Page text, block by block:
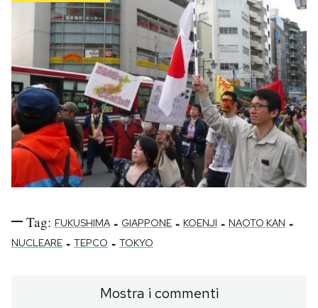
Tag: FUKUSHIMA - GIAPPONE - KOENJI - NAOTO KAN -
NUCLEARE - TEPCO - TOKYO
Mostra i commenti